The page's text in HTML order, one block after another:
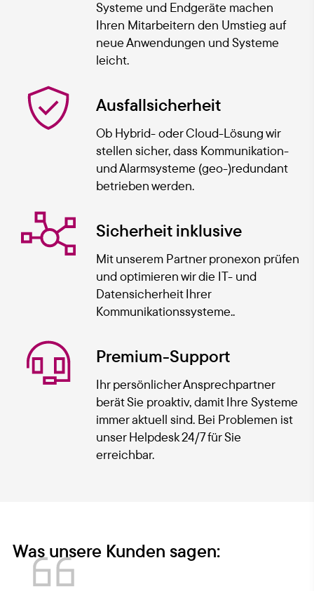
Systeme und Endgeräte machen
Ihren Mitarbeitern den Umstieg auf
neue Anwendungen und Systeme
leicht.
Ausfallsicherheit
Ob Hybrid- oder Cloud-Lösung wir
stellen sicher, dass Kommunikation-
und Alarmsysteme (geo-)redundant
betrieben werden.
Sicherheit inklusive
Mit unserem Partner pronexon prüfen
und optimieren wir die IT- und
Datensicherheit Ihrer
Kommunikationssysteme..
Premium-Support
Ihr persönlicher Ansprechpartner
berät Sie proaktiv, damit Ihre Systeme
immer aktuell sind. Bei Problemen ist
unser Helpdesk 24/7 für Sie
erreichbar.
Was unsere Kunden sagen: